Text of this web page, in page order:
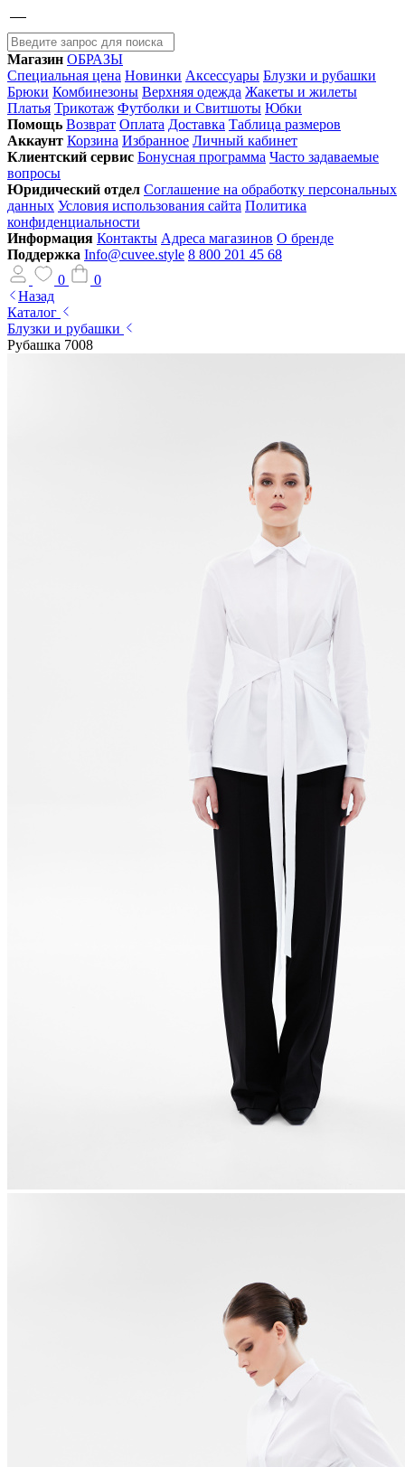
Магазин ОБРАЗЫ
Специальная цена Новинки Аксессуары Блузки и рубашки
Брюки Комбинезоны Верхняя одежда Жакеты и жилеты
Платья Трикотаж Футболки и Свитшоты Юбки
Помощь Возврат Оплата Доставка Таблица размеров
Аккаунт Корзина Избранное Личный кабинет
Клиентский сервис Бонусная программа Часто задаваемые
вопросы
Юридический отдел Соглашение на обработку персональных
данных Условия использования сайта Политика
конфиденциальности
Информация Контакты Адреса магазинов О бренде
Поддержка Info@cuvee.style 8 800 201 45 68
0
0
Назад
Каталог
Блузки и рубашки
Рубашка 7008